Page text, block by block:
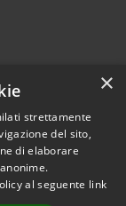
© 2024 •
di Mazara del
Vallo• Powered
×
strettamente
del sito,
di elaborare
al seguente link